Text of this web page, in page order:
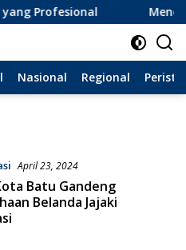
Profesional Menolak
Nasional Regional
April 23, 2024
Batu Gandeng
Belanda Jajaki